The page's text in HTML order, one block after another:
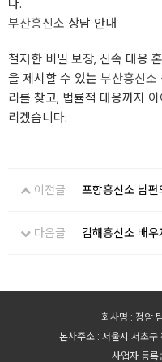
다.
부산흥신소 상담 안내
철저한 비밀 보장, 신속 대응
을 제시할 수 있는 부산흥신소
리를 찾고, 법률적 대응까지
리겠습니다.
이전글 포항흥신소 남편
다음글
김해흥신소 배
회사명 : 정암
본사주소 : 서울시 서초
사업자 등